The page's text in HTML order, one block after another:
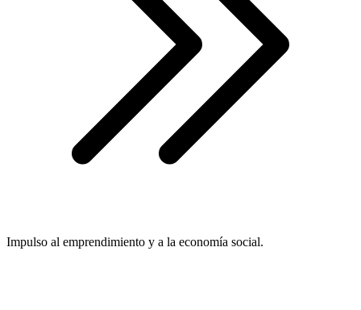
Impulso al emprendimiento y a la economía social.